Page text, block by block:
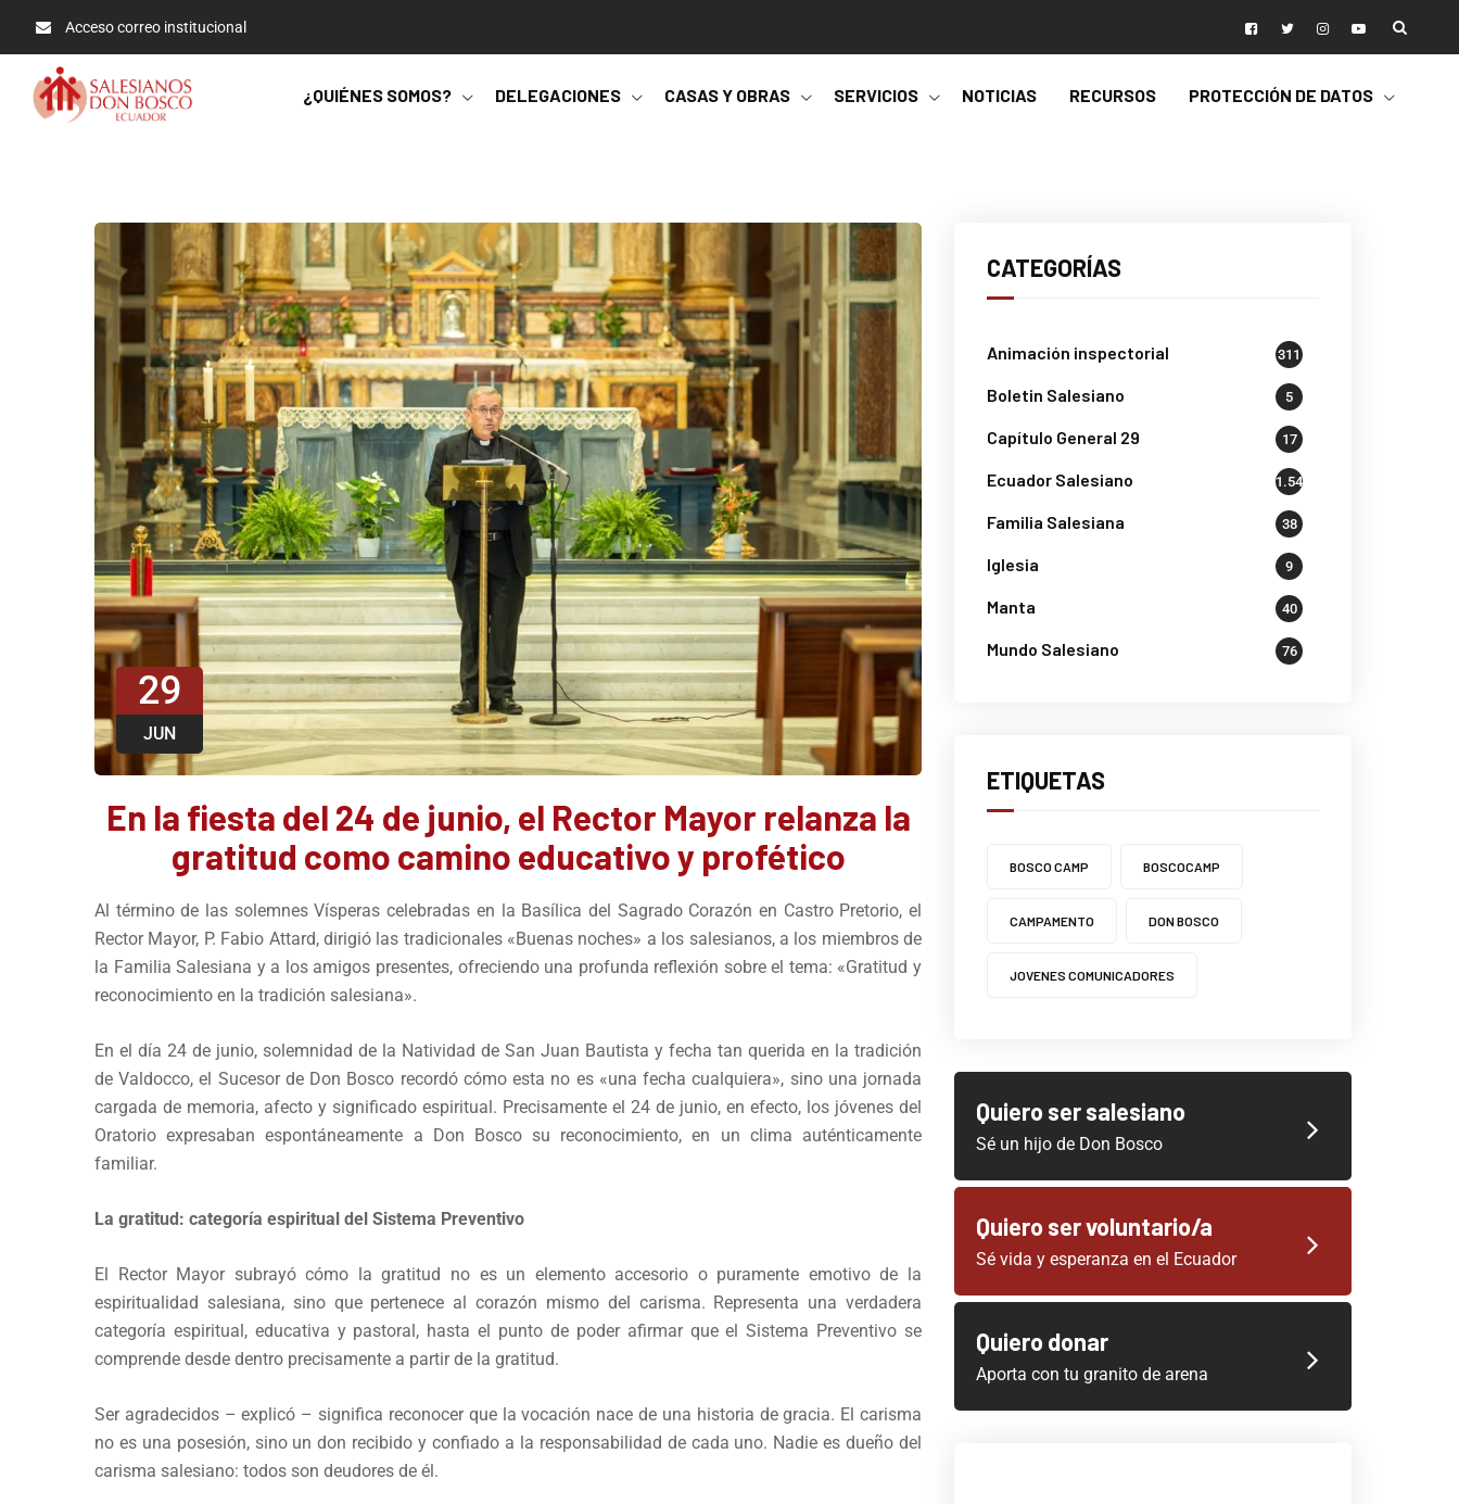
Acceso correo institucional
¿QUIÉNES SOMOS? DELEGACIONES CASAS Y OBRAS SERVICIOS NOTICIAS RECURSOS PROTECCIÓN DE DATOS
29
JUN
En la fiesta del 24 de junio, el Rector Mayor relanza la
gratitud como camino educativo y profético
Al término de las solemnes Vísperas celebradas en la Basílica del Sagrado Corazón en Castro Pretorio, el
Rector Mayor, P. Fabio Attard, dirigió las tradicionales «Buenas noches» a los salesianos, a los miembros de
la Familia Salesiana y a los amigos presentes, ofreciendo una profunda reflexión sobre el tema: «Gratitud y
reconocimiento en la tradición salesiana».
En el día 24 de junio, solemnidad de la Natividad de San Juan Bautista y fecha tan querida en la tradición
de Valdocco, el Sucesor de Don Bosco recordó cómo esta no es «una fecha cualquiera», sino una jornada
cargada de memoria, afecto y significado espiritual. Precisamente el 24 de junio, en efecto, los jóvenes del
Oratorio expresaban espontáneamente a Don Bosco su reconocimiento, en un clima auténticamente
familiar.
La gratitud: categoría espiritual del Sistema Preventivo
El Rector Mayor subrayó cómo la gratitud no es un elemento accesorio o puramente emotivo de la
espiritualidad salesiana, sino que pertenece al corazón mismo del carisma. Representa una verdadera
categoría espiritual, educativa y pastoral, hasta el punto de poder afirmar que el Sistema Preventivo se
comprende desde dentro precisamente a partir de la gratitud.
Ser agradecidos – explicó – significa reconocer que la vocación nace de una historia de gracia. El carisma
no es una posesión, sino un don recibido y confiado a la responsabilidad de cada uno. Nadie es dueño del
carisma salesiano: todos son deudores de él.
CATEGORÍAS
Animación inspectorial 311
Boletin Salesiano 5
Capítulo General 29 17
Ecuador Salesiano 1.541
Familia Salesiana 38
Iglesia 9
Manta 40
Mundo Salesiano 76
ETIQUETAS
BOSCO CAMP BOSCOCAMP
CAMPAMENTO DON BOSCO
JOVENES COMUNICADORES
Quiero ser salesiano
Sé un hijo de Don Bosco
Quiero ser voluntario/a
Sé vida y esperanza en el Ecuador
Quiero donar
Aporta con tu granito de arena